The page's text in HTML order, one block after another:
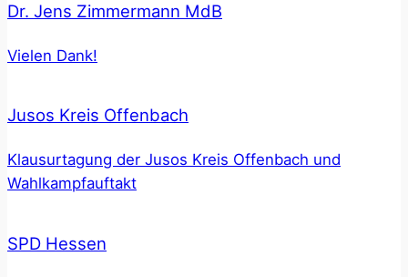
Dr. Jens Zimmermann MdB
Vielen Dank!
Jusos Kreis Offenbach
Klausurtagung der Jusos Kreis Offenbach und
Wahlkampfauftakt
SPD Hessen